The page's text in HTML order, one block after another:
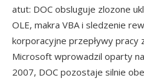
atut: DOC obsluguje zlozone
OLE, makra VBA i sledzenie
korporacyjne przepływy pracy
Microsoft wprowadzil oparty
2007, DOC pozostaje silnie